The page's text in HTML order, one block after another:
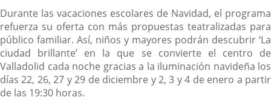
Durante las vacaciones escolares de Navidad, el programa
refuerza su oferta con más propuestas teatralizadas para
público familiar. Así, niños y mayores podrán descubrir ‘La
ciudad brillante’ en la que se convierte el centro de
Valladolid cada noche gracias a la iluminación navideña los
días 22, 26, 27 y 29 de diciembre y 2, 3 y 4 de enero a partir
de las 19:30 horas.